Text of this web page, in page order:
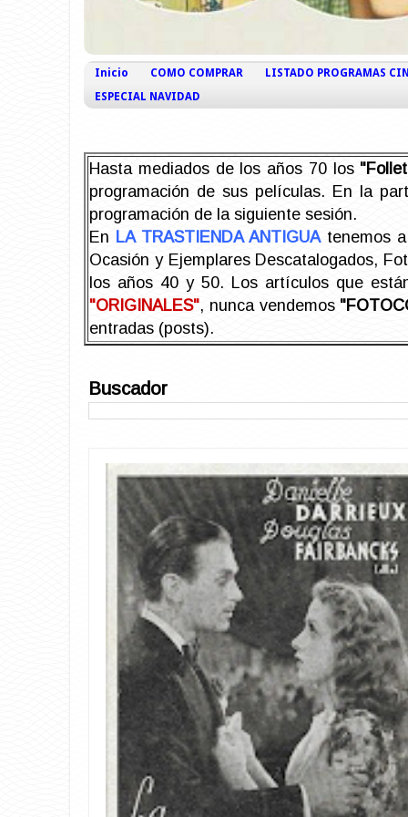
Inicio COMO COMPRAR
LISTADO PROGRAMAS
ESPECIAL NAVIDAD
Hasta mediados de los años 70 los
programación de sus películas. En la
programación de la siguiente sesión.
En LA TRASTIENDA ANTIGUAtenemos a
Ocasión y Ejemplares Descatalogados,
los años 40 y 50. Los artículos que
"ORIGINALES", nunca vendemos
entradas (posts).
Buscador